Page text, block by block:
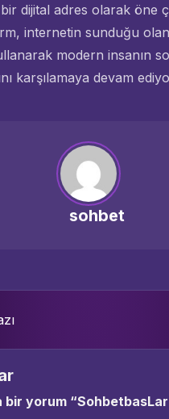
dijital adres olarak öne
internetin sunduğu
modern insanın
karşılamaya devam
sohbet
bir yorum “SohbetbasLar